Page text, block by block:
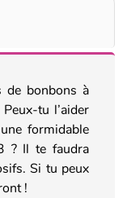
de bonbons à
tu l’aider
formidable
? Il te faudra
Si tu peux
!